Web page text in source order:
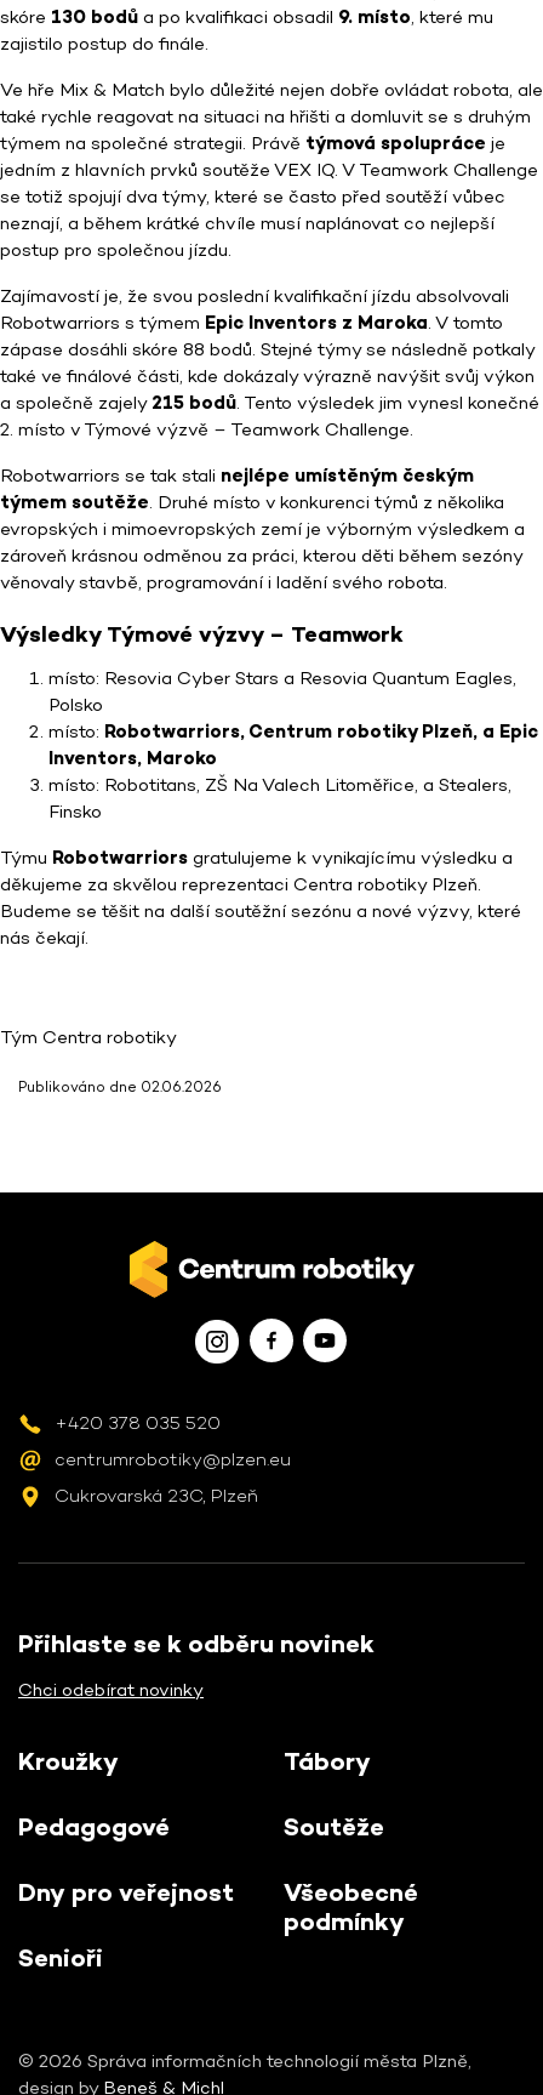
skóre 130 bodů a po kvalifikaci obsadil 9. místo , které mu
zajistilo postup do finále.
Ve hře Mix & Match bylo důležité nejen dobře ovládat robota, ale
také rychle reagovat na situaci na hřišti a domluvit se s druhým
týmem na společné strategii. Právě týmová spolupráce je
jedním z hlavních prvků soutěže VEX IQ. V Teamwork Challenge
se totiž spojují dva týmy, které se často před soutěží vůbec
neznají, a během krátké chvíle musí naplánovat co nejlepší
postup pro společnou jízdu.
Zajímavostí je, že svou poslední kvalifikační jízdu absolvovali
Robotwarriors s týmem Epic Inventors z Maroka . V tomto
zápase dosáhli skóre 88 bodů. Stejné týmy se následně potkaly
také ve finálové části, kde dokázaly výrazně navýšit svůj výkon
a společně zajely 215 bodů . Tento výsledek jim vynesl konečné
2. místo v Týmové výzvě – Teamwork Challenge.
Robotwarriors se tak stali nejlépe umístěným českým
týmem soutěže . Druhé místo v konkurenci týmů z několika
evropských i mimoevropských zemí je výborným výsledkem a
zároveň krásnou odměnou za práci, kterou děti během sezóny
věnovaly stavbě, programování i ladění svého robota.
Výsledky Týmové výzvy – Teamwork
místo: Resovia Cyber Stars a Resovia Quantum Eagles,
Polsko
místo: Robotwarriors, Centrum robotiky Plzeň, a Epic
Inventors, Maroko
místo: Robotitans, ZŠ Na Valech Litoměřice, a Stealers,
Finsko
Týmu Robotwarriors gratulujeme k vynikajícímu výsledku a
děkujeme za skvělou reprezentaci Centra robotiky Plzeň.
Budeme se těšit na další soutěžní sezónu a nové výzvy, které
nás čekají.
Tým Centra robotiky
Publikováno dne 02.06.2026
+420 378 035 520
centrumrobotiky@plzen.eu
Cukrovarská 23C, Plzeň
Přihlaste se k odběru novinek
Chci odebírat novinky
Kroužky
Pedagogové
Dny pro veřejnost
Senioři
Tábory
Soutěže
Všeobecné
podmínky
© 2026 Správa informačních technologií města Plzně,
design by Beneš & Michl